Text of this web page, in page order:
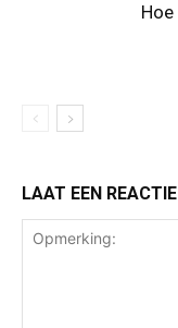
LAAT EEN